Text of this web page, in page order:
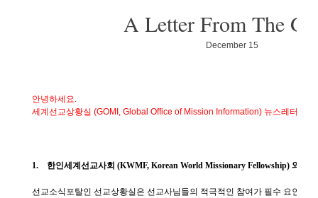
A Letter From The
December 15
안녕하세요.
세계선교상황실 (GOMI, Global Office of Mission Information) 뉴스레터
1. 한인세계선교사회 (KWMF, Korean World Missionary Fellowship) 와 협
선교소식포탈인 선교상황실은 선교사님들의 적극적인 참여가 필수 요인입